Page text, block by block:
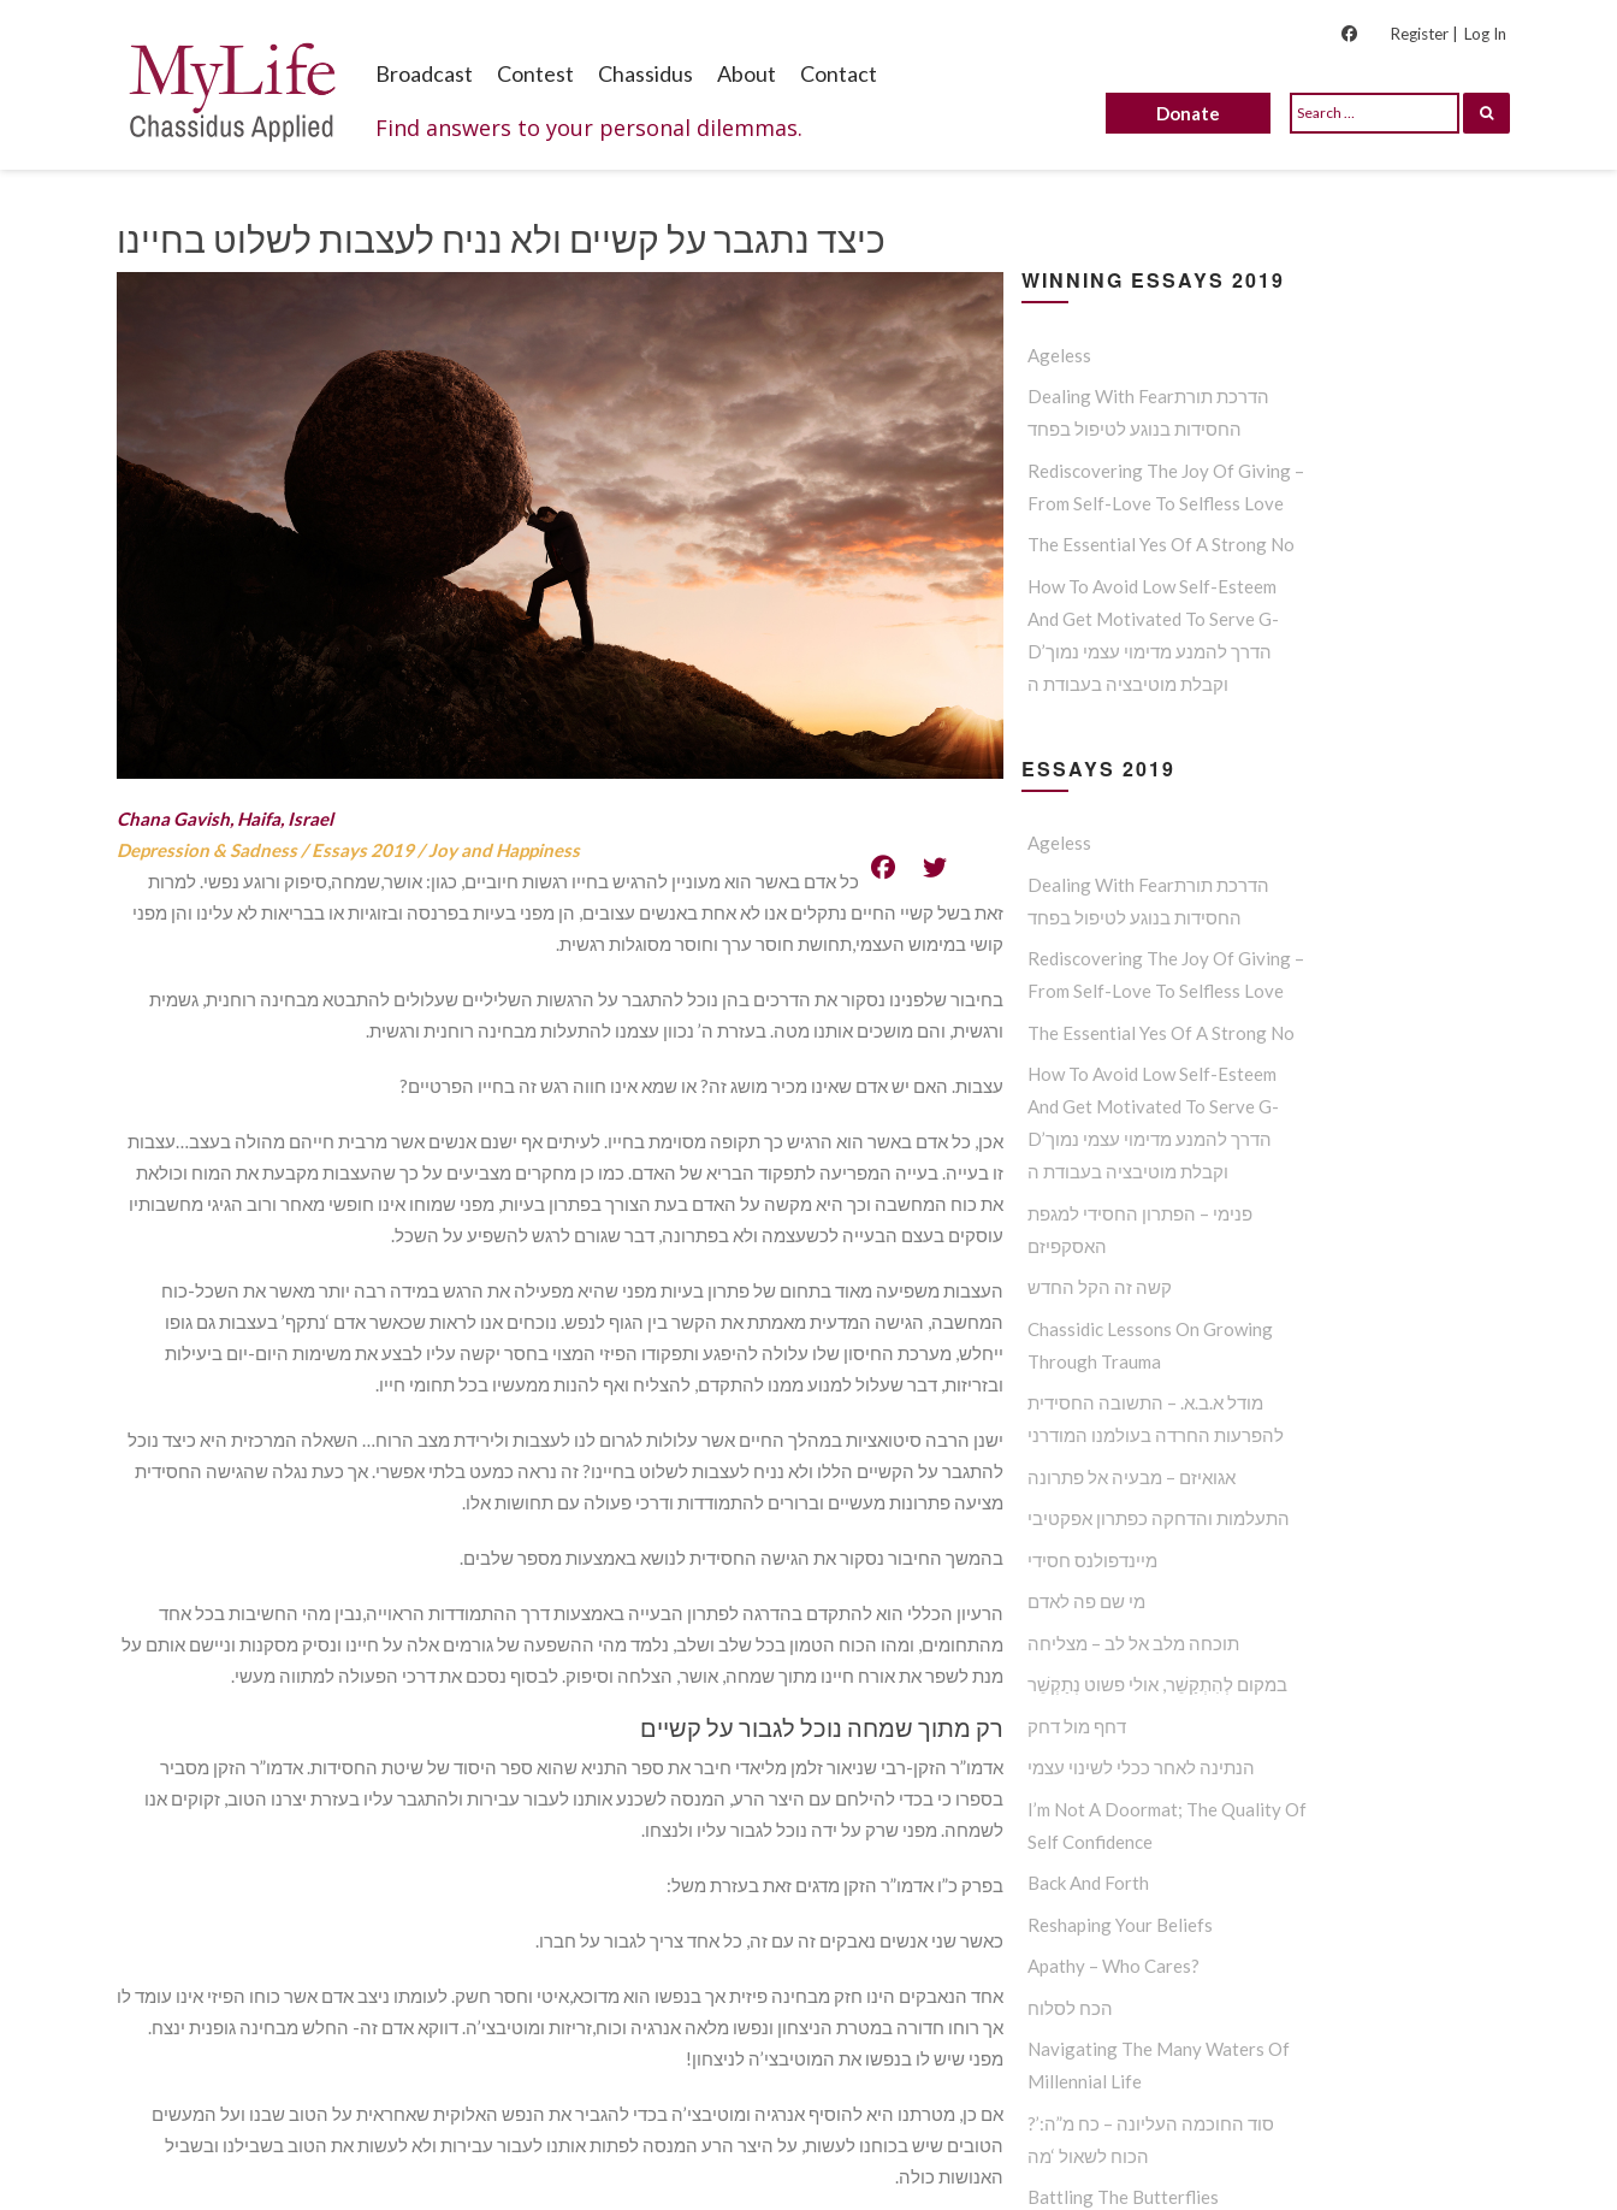
Register | Log In
Broadcast Contest Chassidus About Contact
Find answers to your personal dilemmas. Donate
כיצד נתגבר על קשיים ולא נניח לעצבות לשלוט בחיינו
Chana Gavish, Haifa, Israel
Depression & Sadness/Essays 2019/Joy and Happiness
כל אדם באשר הוא מעוניין להרגיש בחייו רגשות חיוביים, כגון: אושר,שמחה,סיפוק ורוגע נפשי. למרות
זאת בשל קשיי החיים נתקלים אנו לא אחת באנשים עצובים, הן מפני בעיות בפרנסה ובזוגיות או בבריאות לא עלינו והן מפני
קושי במימוש העצמי,תחושת חוסר ערך וחוסר מסוגלות רגשית.
בחיבור שלפנינו נסקור את הדרכים בהן נוכל להתגבר על הרגשות השליליים שעלולים להתבטא מבחינה רוחנית, גשמית
ורגשית, והם מושכים אותנו מטה. בעזרת ה’ נכוון עצמנו להתעלות מבחינה רוחנית ורגשית.
עצבות. האם יש אדם שאינו מכיר מושג זה? או שמא אינו חווה רגש זה בחייו הפרטיים?
אכן, כל אדם באשר הוא הרגיש כך תקופה מסוימת בחייו. לעיתים אף ישנם אנשים אשר מרבית חייהם מהולה בעצב…עצבות
זו בעייה. בעייה המפריעה לתפקוד הבריא של האדם. כמו כן מחקרים מצביעים על כך שהעצבות מקבעת את המוח וכולאת
את כוח המחשבה וכך היא מקשה על האדם בעת הצורך בפתרון בעיות, מפני שמוחו אינו חופשי מאחר ורוב הגיגי מחשבותיו
עוסקים בעצם הבעייה לכשעצמה ולא בפתרונה, דבר שגורם לרגש להשפיע על השכל.
העצבות משפיעה מאוד בתחום של פתרון בעיות מפני שהיא מפעילה את הרגש במידה רבה יותר מאשר את השכל-כוח
המחשבה, הגישה המדעית מאמתת את הקשר בין הגוף לנפש. נוכחים אנו לראות שכאשר אדם ‘נתקף’ בעצבות גם גופו
ייחלש, מערכת החיסון שלו עלולה להיפגע ותפקודו הפיזי המצוי בחסר יקשה עליו לבצע את משימות היום-יום ביעילות
ובזריזות, דבר שעלול למנוע ממנו להתקדם, להצליח ואף להנות ממעשיו בכל תחומי חייו.
ישנן הרבה סיטואציות במהלך החיים אשר עלולות לגרום לנו לעצבות ולירידת מצב הרוח… השאלה המרכזית היא כיצד נוכל
להתגבר על הקשיים הללו ולא נניח לעצבות לשלוט בחיינו? זה נראה כמעט בלתי אפשרי. אך כעת נגלה שהגישה החסידית
מציעה פתרונות מעשיים וברורים להתמודדות ודרכי פעולה עם תחושות אלו.
בהמשך החיבור נסקור את הגישה החסידית לנושא באמצעות מספר שלבים.
הרעיון הכללי הוא להתקדם בהדרגה לפתרון הבעייה באמצעות דרך ההתמודדות הראוייה,נבין מהי החשיבות בכל אחד
מהתחומים, ומהו הכוח הטמון בכל שלב ושלב, נלמד מהי ההשפעה של גורמים אלה על חיינו ונסיק מסקנות וניישם אותם על
מנת לשפר את אורח חיינו מתוך שמחה, אושר, הצלחה וסיפוק. לבסוף נסכם את דרכי הפעולה למתווה מעשי.
רק מתוך שמחה נוכל לגבור על קשיים
אדמו”ר הזקן-רבי שניאור זלמן מליאדי חיבר את ספר התניא שהוא ספר היסוד של שיטת החסידות. אדמו”ר הזקן מסביר
בספרו כי בכדי להילחם עם היצר הרע, המנסה לשכנע אותנו לעבור עבירות ולהתגבר עליו בעזרת יצרנו הטוב, זקוקים אנו
לשמחה. מפני שרק על ידה נוכל לגבור עליו ולנצחו.
בפרק כ”ו אדמו”ר הזקן מדגים זאת בעזרת משל:
כאשר שני אנשים נאבקים זה עם זה, כל אחד צריך לגבור על חברו.
אחד הנאבקים הינו חזק מבחינה פיזית אך בנפשו הוא מדוכא,איטי וחסר חשק. לעומתו ניצב אדם אשר כוחו הפיזי אינו עומד לו
אך רוחו חדורה במטרת הניצחון ונפשו מלאה אנרגיה וכוח,זריזות ומוטיבצי’ה. דווקא אדם זה- החלש מבחינה גופנית ינצח.
מפני שיש לו בנפשו את המוטיבצי’ה לניצחון!
אם כן, מטרתנו היא להוסיף אנרגיה ומוטיבצי’ה בכדי להגביר את הנפש האלוקית שאחראית על הטוב שבנו ועל המעשים
הטובים שיש בכוחנו לעשות, על היצר הרע המנסה לפתות אותנו לעבור עבירות ולא לעשות את הטוב בשבילנו ובשביל
האנושות כולה.
WINNING ESSAYS 2019
Ageless
Dealing With Fearהדרכת תורת
החסידות בנוגע לטיפול בפחד
Rediscovering The Joy Of Giving –
From Self-Love To Selfless Love
The Essential Yes Of A Strong No
How To Avoid Low Self-Esteem
And Get Motivated To Serve G-
D’הדרך להמנע מדימוי עצמי נמוך
וקבלת מוטיבציה בעבודת ה
ESSAYS 2019
Ageless
Dealing With Fearהדרכת תורת
החסידות בנוגע לטיפול בפחד
Rediscovering The Joy Of Giving –
From Self-Love To Selfless Love
The Essential Yes Of A Strong No
How To Avoid Low Self-Esteem
And Get Motivated To Serve G-
D’הדרך להמנע מדימוי עצמי נמוך
וקבלת מוטיבציה בעבודת ה
פנימי – הפתרון החסידי למגפת
האסקפיזם
קשה זה הקל החדש
Chassidic Lessons On Growing
Through Trauma
מודל א.ב.א. – התשובה החסידית
להפרעות החרדה בעולמנו המודרני
אגואיזם – מבעיה אל פתרונה
התעלמות והדחקה כפתרון אפקטיבי
מיינדפולנס חסידי
מי שם פה לאדם
תוכחה מלב אל לב – מצליחה
במקום לְהִתְקַשֵׁ‏‏‏‏‏‏‏‏‏‏‏‏‏‏‏‏‏‏‏‏‏‏‏‏‏ר, אולי פשוט נְתַקְשֵׁר
דחף מול דחק
הנתינה לאחר ככלי לשינוי עצמי
I’m Not A Doormat; The Quality Of
Self Confidence
Back And Forth
Reshaping Your Beliefs
Apathy – Who Cares?
הכח לסלוח
Navigating The Many Waters Of
Millennial Life
?’סוד החוכמה העליונה – כח מ”ה:
הכוח לשאול ‘מה
Battling The Butterflies